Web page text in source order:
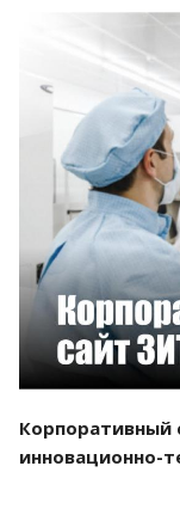
Корпоративный
инновационно-